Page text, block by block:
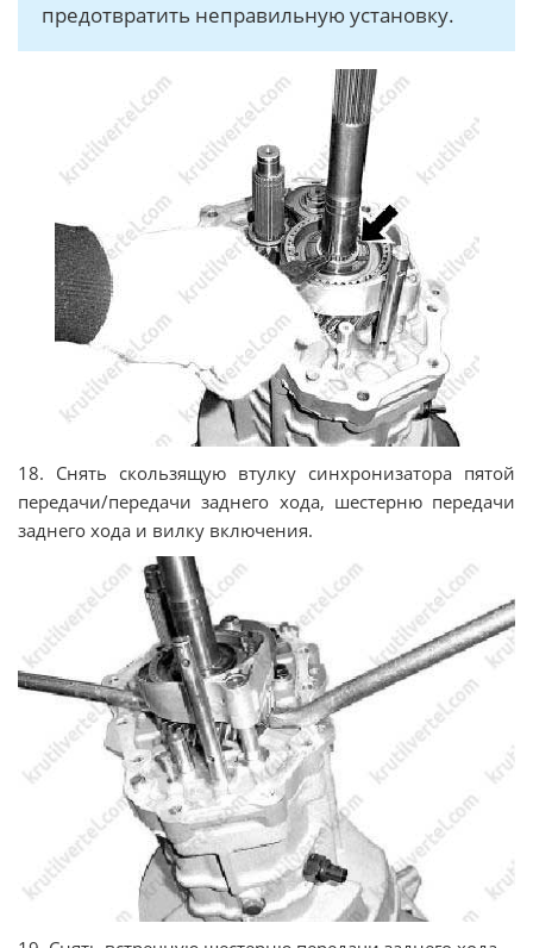
предотвратить неправильную установку.
18. Снять скользящую втулку синхронизатора пятой
передачи/передачи заднего хода, шестерню передачи
заднего хода и вилку включения.